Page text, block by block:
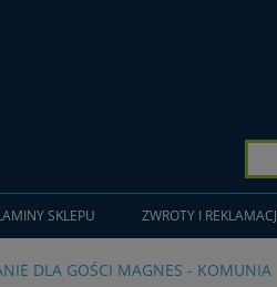
SKLEPU ZWROTY I
DLA GOŚCI MAGNES - KOMUNIA